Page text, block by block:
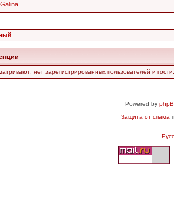
Galina
нет зарегистрированных пользователей и
Powered by
Защита от спама